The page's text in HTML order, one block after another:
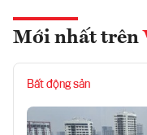
Mới nhất trên
Bất động sản